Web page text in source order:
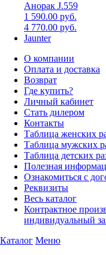
Анорак J.559
1 590.00 руб.
4 770.00 руб.
Jaunter
О компании
Оплата и доставка
Возврат
Где купить?
Личный кабинет
Стать дилером
Контакты
Таблица женских
Таблица мужских
Таблица детских
Полезная
Ознакомиться с
Реквизиты
Весь каталог
Контрактное
индивидуальный
Каталог Меню